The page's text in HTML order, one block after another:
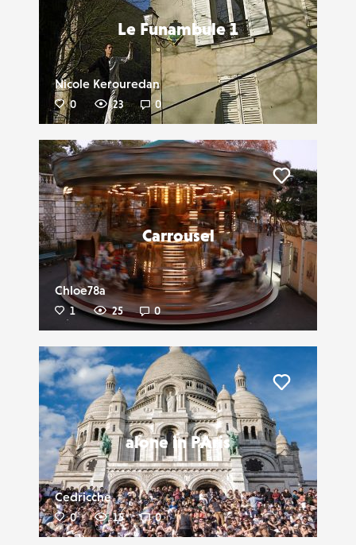
Le Funambule 1
Nicole Kerouredan
0 23 0
Carrousel
Chloe78a
1 25 0
Liker
alone in PAris
Cedricche
0 15 0
Liker